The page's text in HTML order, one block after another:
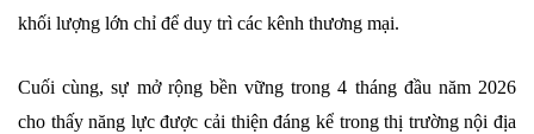
khối lượng lớn chỉ để duy trì các kênh thương mại.
Cuối cùng, sự mở rộng bền vững trong 4 tháng đầu năm 2026
cho thấy năng lực được cải thiện đáng kể trong thị trường nội địa